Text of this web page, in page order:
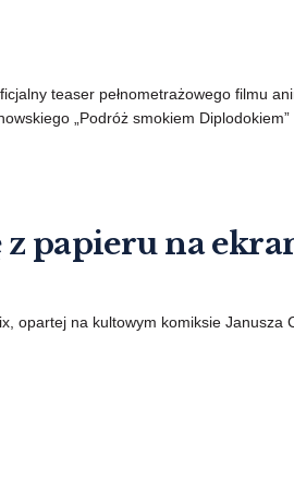
teaser pełnometrażowego filmu
„Podróż smokiem Diplodokiem”
z papieru na
opartej na kultowym komiksie Janusza